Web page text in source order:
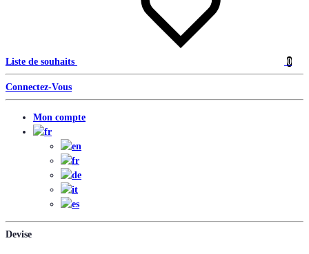
Liste de souhaits 0
Connectez-Vous
Mon compte
Devise